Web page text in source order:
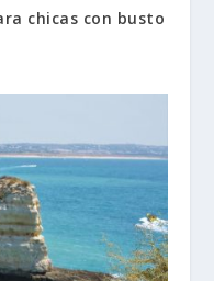
chicas con busto